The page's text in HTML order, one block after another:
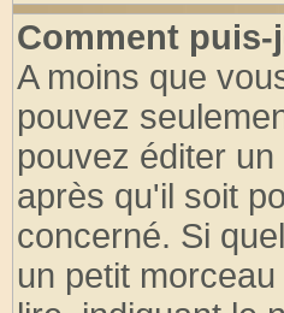
Comment
A moins que
pouvez
pouvez éditer
après qu'il soit
concerné. Si
un petit